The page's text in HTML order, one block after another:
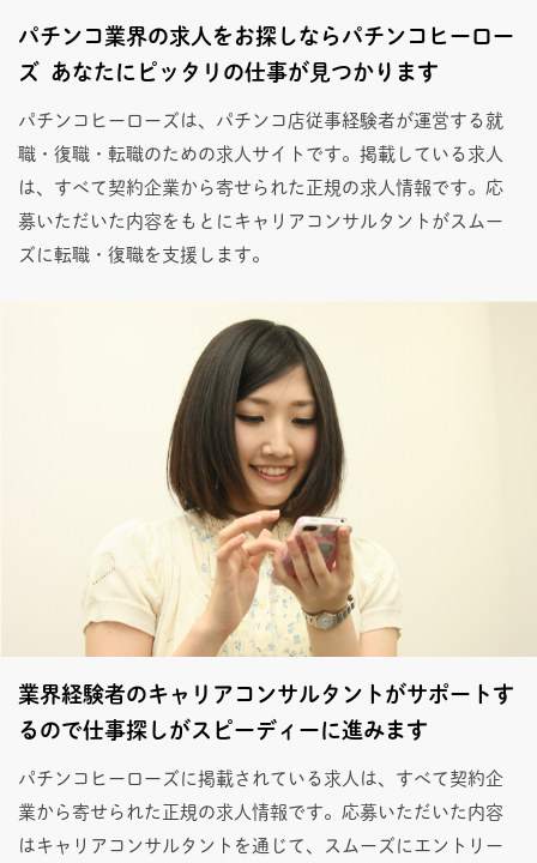
パチンコ業界の求人をお探しならパチンコヒーロー
ズ あなたにピッタリの仕事が見つかります
パチンコヒーローズは、パチンコ店従事経験者が運営する就
職・復職・転職のための求人サイトです。掲載している求人
は、すべて契約企業から寄せられた正規の求人情報です。応
募いただいた内容をもとにキャリアコンサルタントがスムー
ズに転職・復職を支援します。
業界経験者のキャリアコンサルタントがサポートす
るので仕事探しがスピーディーに進みます
パチンコヒーローズに掲載されている求人は、すべて契約企
業から寄せられた正規の求人情報です。応募いただいた内容
はキャリアコンサルタントを通じて、スムーズにエントリー